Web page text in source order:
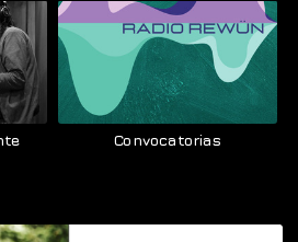
Convocatorias